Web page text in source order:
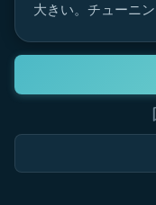
大きい。チューニ